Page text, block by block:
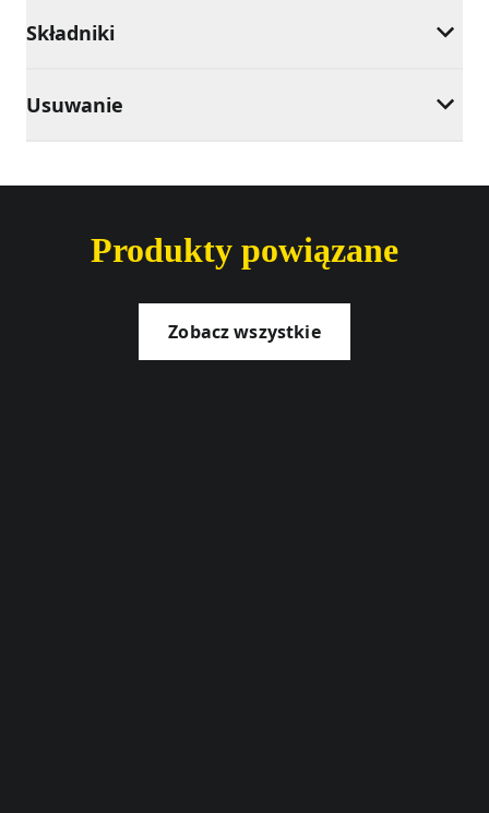
Składniki
Usuwanie
Produkty powiązane
Zobacz wszystkie